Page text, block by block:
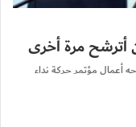
أترشح مرة أخرى
أعمال مؤتمر حركة نداء